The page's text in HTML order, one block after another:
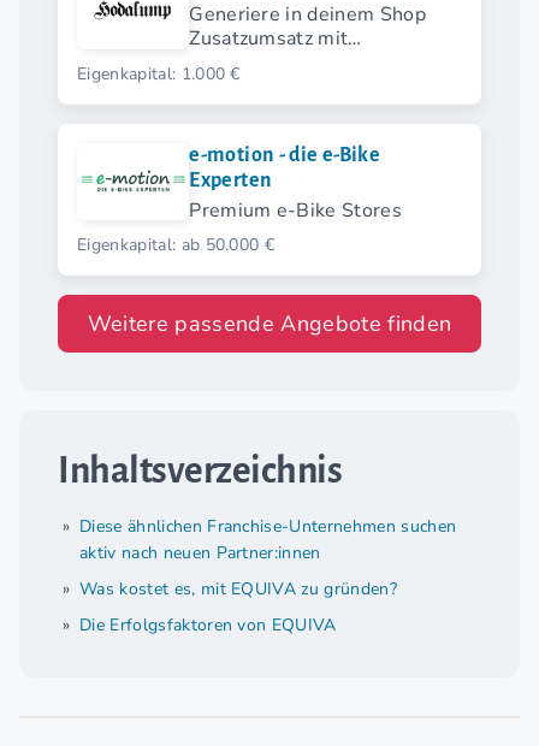
Generiere in deinem Shop
Zusatzumsatz mit
nachhaltigen Lederwaren.
Eigenkapital: 1.000 €
e-motion - die e-Bike
Experten
Premium e-Bike Stores
Eigenkapital: ab 50.000 €
Weitere passende Angebote finden
Inhaltsverzeichnis
Diese ähnlichen Franchise-Unternehmen suchen
aktiv nach neuen Partner:innen
Was kostet es, mit EQUIVA zu gründen?
Die Erfolgsfaktoren von EQUIVA